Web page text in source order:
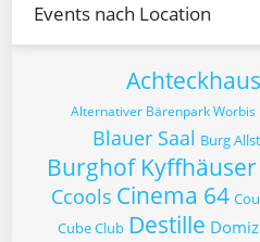
Events nach Location
Achteckhaus
Alternativer Bärenpark Worbis
Blauer Saal Burg
Burghof Kyffhäuser
Ccools Cinema 64
Cube Club Destille